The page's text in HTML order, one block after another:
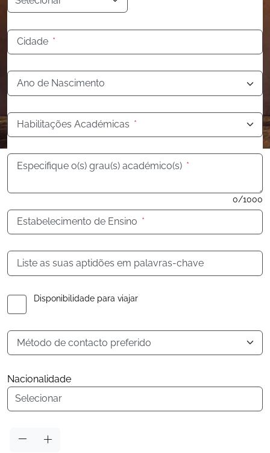
Cidade *
Ano de Nascimento
Habilitações Académicas *
0/1000
Especifique o(s) grau(s) académico(s) *
Estabelecimento de Ensino *
Liste as suas aptidões em palavras-chave
Disponibilidade para viajar
Método de contacto preferido
Nacionalidade
Nacionalidade